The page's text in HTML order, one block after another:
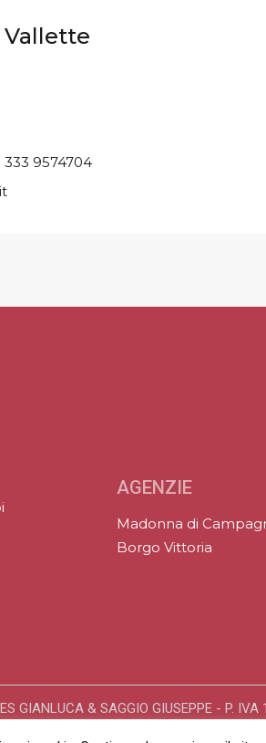
Vallette
333 9574704
AGENZIE
Madonna di
Borgo Vittoria
GIANLUCA & SAGGIO GIUSEPPE - P.